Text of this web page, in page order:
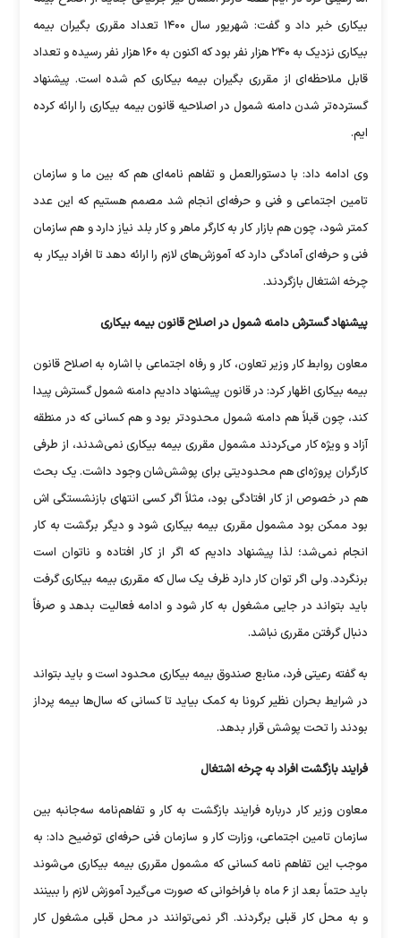
بیکاری خبر داد و گفت: شهریور سال ۱۴۰۰ تعداد مقرری بگیران بیمه
بیکاری نزدیک به ۲۴۰ هزار نفر بود که اکنون به ۱۶۰ هزار نفر رسیده و تعداد
قابل ملاحظه‌ای از مقرری بگیران بیمه بیکاری کم شده است. پیشنهاد
گسترده‌تر شدن دامنه شمول در اصلاحیه قانون بیمه بیکاری را ارائه کرده
ایم.
وی ادامه داد: با دستورالعمل و تفاهم نامه‌ای هم که بین ما و سازمان
تامین اجتماعی و فنی و حرفه‌ای انجام شد مصمم هستیم که این عدد
کمتر شود، چون هم بازار کار به کارگر ماهر و کار بلد نیاز دارد و هم سازمان
فنی و حرفه‌ای آمادگی دارد که آموزش‌های لازم را ارائه دهد تا افراد بیکار به
چرخه اشتغال بازگردند.
پیشنهاد گسترش دامنه شمول در اصلاح قانون بیمه بیکاری
معاون روابط کار وزیر تعاون، کار و رفاه اجتماعی با اشاره به اصلاح قانون
بیمه بیکاری اظهار کرد: در قانون پیشنهاد دادیم دامنه شمول گسترش پیدا
کند، چون قبلاً هم دامنه شمول محدودتر بود و هم کسانی که در منطقه
آزاد و ویژه کار می‌کردند مشمول مقرری بیمه بیکاری نمی‌شدند، از طرفی
کارگران پروژه‌ای هم محدودیتی برای پوشش‌شان وجود داشت. یک بحث
هم در خصوص از کار افتادگی بود، مثلاً اگر کسی انتهای بازنشستگی اش
بود ممکن بود مشمول مقرری بیمه بیکاری شود و دیگر برگشت به کار
انجام نمی‌شد؛ لذا پیشنهاد دادیم که اگر از کار افتاده و ناتوان است
برنگردد. ولی اگر توان کار دارد ظرف یک سال که مقرری بیمه بیکاری گرفت
باید بتواند در جایی مشغول به کار شود و ادامه فعالیت بدهد و صرفاً
دنبال گرفتن مقرری نباشد.
به گفته رعیتی فرد، منابع صندوق بیمه بیکاری محدود است و باید بتواند
در شرایط بحران نظیر کرونا به کمک بیاید تا کسانی که سال‌ها بیمه پرداز
بودند را تحت پوشش قرار بدهد.
فرایند بازگشت افراد به چرخه اشتغال
معاون وزیر کار درباره فرایند بازگشت به کار و تفاهم‌نامه سه‌جانبه بین
سازمان تامین اجتماعی، وزارت کار و سازمان فنی حرفه‌ای توضیح داد: به
موجب این تفاهم نامه کسانی که مشمول مقرری بیمه بیکاری می‌شوند
باید حتماً بعد از ۶ ماه با فراخوانی که صورت می‌گیرد آموزش لازم را ببینند
و به محل کار قبلی برگردند. اگر نمی‌توانند در محل قبلی مشغول کار